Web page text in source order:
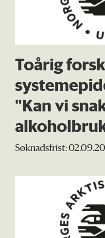
Toårig
"Kan vi
Søknadsfrist: